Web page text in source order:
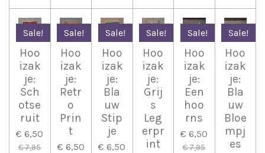
Sale!
Hoo
izak
je:
Sch
otse
ruit
€ 6,50
€ 7,95
Sale!
Hoo
izak
je:
Retr
o
Prin
t
€ 6,50
Sale!
Hoo
izak
je:
Bla
uw
Stip
je
€ 6,50
Sale!
Hoo
izak
je:
Grij
s
Leg
erpr
int
Sale!
Hoo
izak
je:
Een
hoo
rns
€ 6,50
€ 7,95
Sale!
Hoo
izak
je:
Bla
uw
Bloe
mpj
es